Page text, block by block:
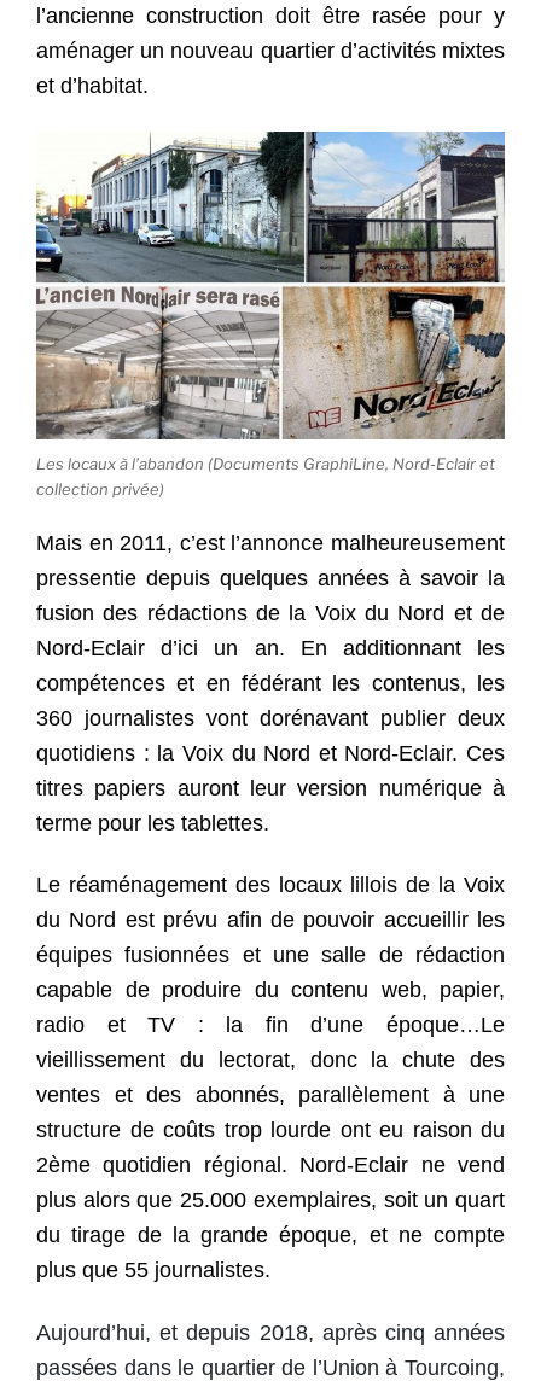
l’ancienne construction doit être rasée pour y
aménager un nouveau quartier d’activités mixtes
et d’habitat.
Les locaux à l’abandon (Documents GraphiLine, Nord-Eclair et
collection privée)
Mais en 2011, c’est l’annonce malheureusement
pressentie depuis quelques années à savoir la
fusion des rédactions de la Voix du Nord et de
Nord-Eclair d’ici un an. En additionnant les
compétences et en fédérant les contenus, les
360 journalistes vont dorénavant publier deux
quotidiens : la Voix du Nord et Nord-Eclair. Ces
titres papiers auront leur version numérique à
terme pour les tablettes.
Le réaménagement des locaux lillois de la Voix
du Nord est prévu afin de pouvoir accueillir les
équipes fusionnées et une salle de rédaction
capable de produire du contenu web, papier,
radio et TV : la fin d’une époque…Le
vieillissement du lectorat, donc la chute des
ventes et des abonnés, parallèlement à une
structure de coûts trop lourde ont eu raison du
2ème quotidien régional. Nord-Eclair ne vend
plus alors que 25.000 exemplaires, soit un quart
du tirage de la grande époque, et ne compte
plus que 55 journalistes.
Aujourd’hui, et depuis 2018, après cinq années
passées dans le quartier de l’Union à Tourcoing,